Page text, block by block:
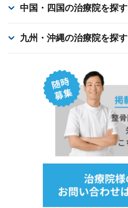
中国・四国の治療院を探す
九州・沖縄の治療院を探す